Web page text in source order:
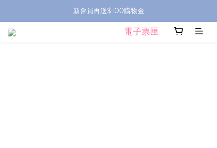
新會員再送$100購物金
電子票匣